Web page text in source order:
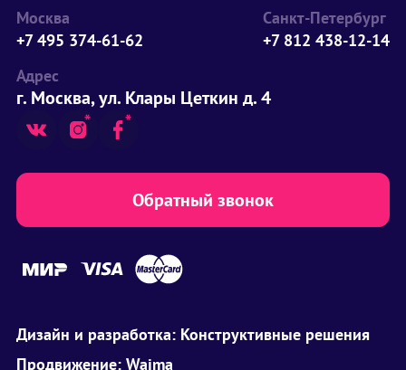
Москва
+7 495 374-61-62
Санкт-Петербург
+7 812 438-12-14
Адрес
г. Москва, ул. Клары Цеткин д. 4
Обратный звонок
Дизайн и разработка: Конструктивные решения
Продвижение: Waima